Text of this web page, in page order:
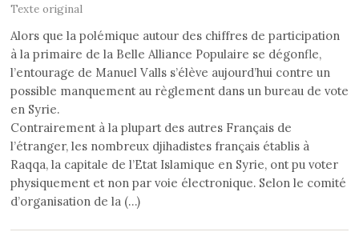
Texte original
Alors que la polémique autour des chiffres de participation
à la primaire de la Belle Alliance Populaire se dégonfle,
l’entourage de Manuel Valls s’élève aujourd’hui contre un
possible manquement au règlement dans un bureau de vote
en Syrie.
Contrairement à la plupart des autres Français de
l’étranger, les nombreux djihadistes français établis à
Raqqa, la capitale de l’Etat Islamique en Syrie, ont pu voter
physiquement et non par voie électronique. Selon le comité
d’organisation de la (…)